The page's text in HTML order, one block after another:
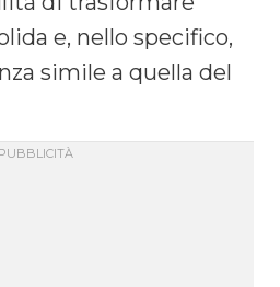
e, nello specifico,
simile a quella del